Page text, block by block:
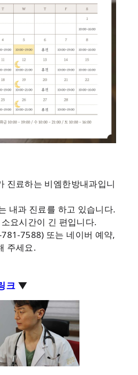
진료하는 비엠한방내과입니
내과 진료를 하고 있습니다.
요시간이 긴 편입니다.
7588) 또는 네이버 예약,
주세요.
크 ▼